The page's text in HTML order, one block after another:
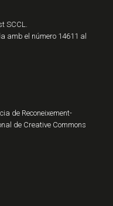
SCCL.
amb el número 14611 al
de Reconeixement-
de Creative Commons